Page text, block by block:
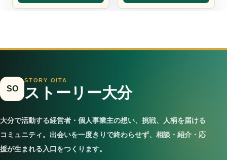
SO
STORY OITA
ストーリー大分
大分で活動する経営者・個人事業主の想い、挑戦、人柄を届ける
コミュニティ。出会いを一度きりで終わらせず、相談・紹介・応
援が生まれる入口をつくります。